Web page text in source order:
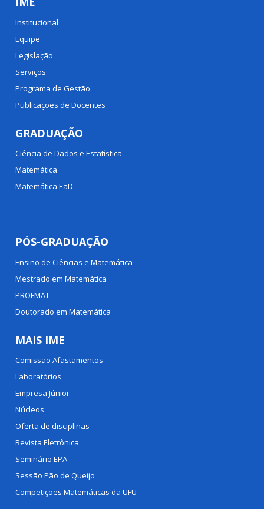
Institucional
Equipe
Legislação
Serviços
Programa de Gestão
Publicações de Docentes
GRADUAÇÃO
Ciência de Dados e Estatística
Matemática
Matemática EaD
PÓS-GRADUAÇÃO
Ensino de Ciências e Matemática
Mestrado em Matemática
PROFMAT
Doutorado em Matemática
MAIS IME
Comissão Afastamentos
Laboratórios
Empresa Júnior
Núcleos
Oferta de disciplinas
Revista Eletrônica
Seminário EPA
Sessão Pão de Queijo
Competições Matemáticas da UFU